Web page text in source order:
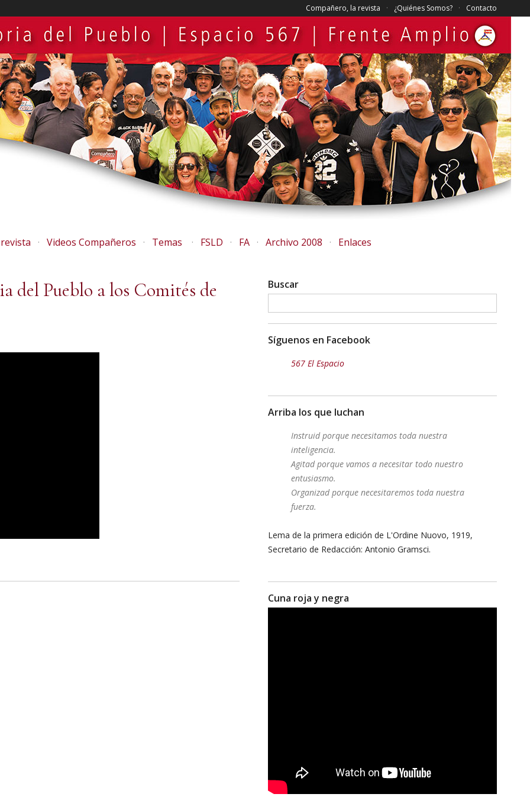
Compañero, la revista ¿Quiénes Somos? Contacto
Videos Compañeros Temas FSLD FA Archivo 2008 Enlaces
del Pueblo a los Comités de
Buscar
Síguenos en Facebook
567 El Espacio
Arriba los que luchan
Instruid porque necesitamos toda nuestra
inteligencia.
Agitad porque vamos a necesitar todo nuestro
entusiasmo.
Organizad porque necesitaremos toda nuestra
fuerza.
Lema de la primera edición de L'Ordine Nuovo, 1919,
Secretario de Redacción: Antonio Gramsci.
Cuna roja y negra